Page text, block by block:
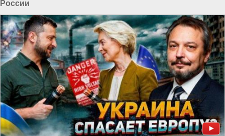
России